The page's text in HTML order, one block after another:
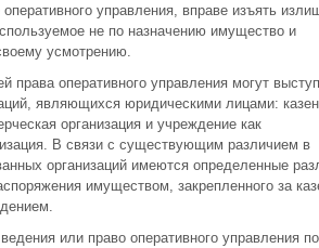
оперативного управления, вправе изъять
не по назначению имущество и
усмотрению.
права оперативного управления могут
являющихся юридическими лицами:
организация и учреждение как
В связи с существующим различием в
организаций имеются определенные
имуществом, закрепленного за
или право оперативного управления по